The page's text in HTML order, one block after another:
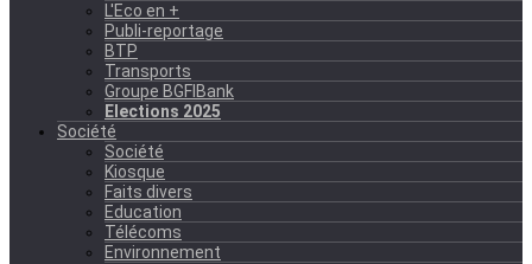
L'Eco en +
Publi-reportage
BTP
Transports
Groupe BGFIBank
Elections 2025
Société
Société
Kiosque
Faits divers
Education
Télécoms
Environnement